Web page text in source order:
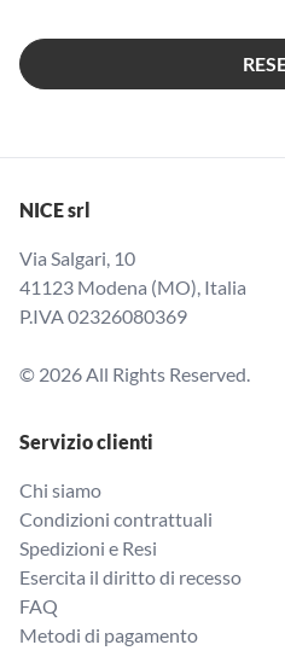
NICE srl
Via Salgari, 10
41123 Modena (MO), Italia
P.IVA 02326080369
© 2026 All Rights Reserved.
Servizio clienti
Chi siamo
Condizioni contrattuali
Spedizioni e Resi
Esercita il diritto di recesso
FAQ
Metodi di pagamento